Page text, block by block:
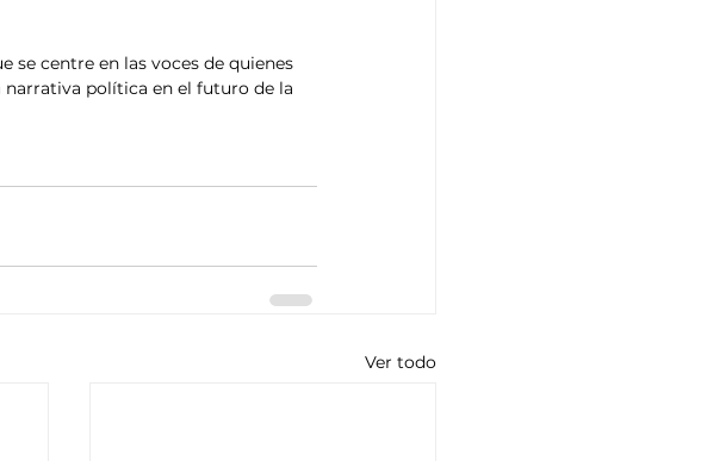
se centre en las voces de quienes
narrativa política en el futuro de la
Ver todo